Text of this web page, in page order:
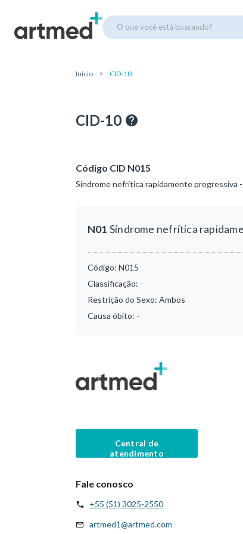
O que você está buscando?
Início CID-10
CID-10
Código CID N015
Síndrome nefrítica rapidamente progressiva
N01 Síndrome nefrítica
Código: N015
Classificação: -
Restrição do Sexo: Ambos
Causa óbito: -
Central de
atendimento
Fale conosco
+55 (51) 3025-2550
artmed1@artmed.com